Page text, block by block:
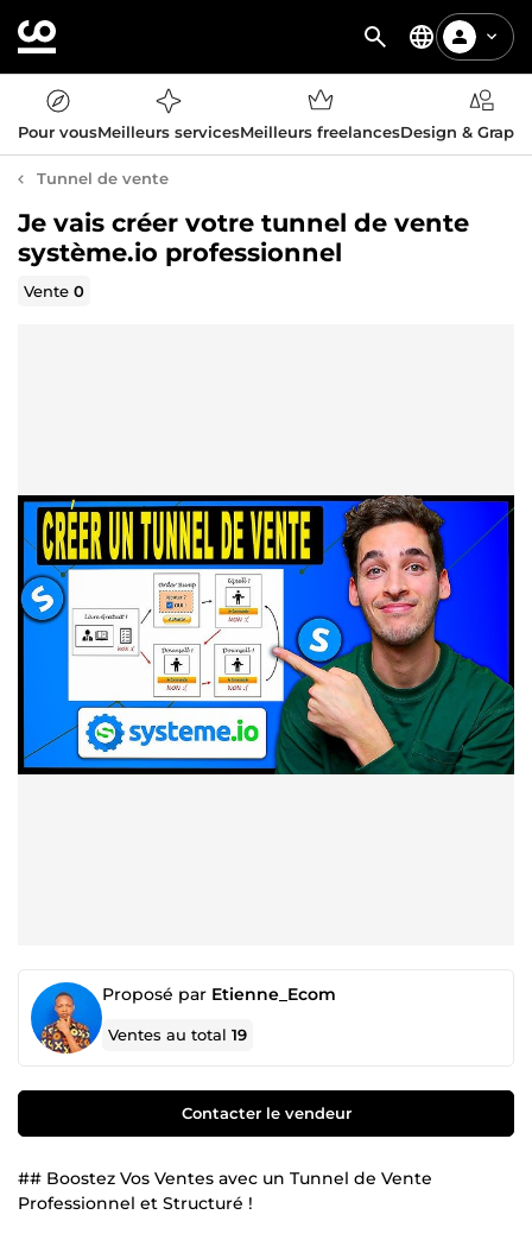
Pour vousMeilleurs servicesMeilleurs freelancesDesign &
Tunnel de vente
Je vais créer votre tunnel de vente
système.io professionnel
Vente0
Proposé par Etienne_Ecom
Ventes au total19
Contacter le vendeur
## Boostez Vos Ventes avec un Tunnel de Vente
Professionnel et Structuré !